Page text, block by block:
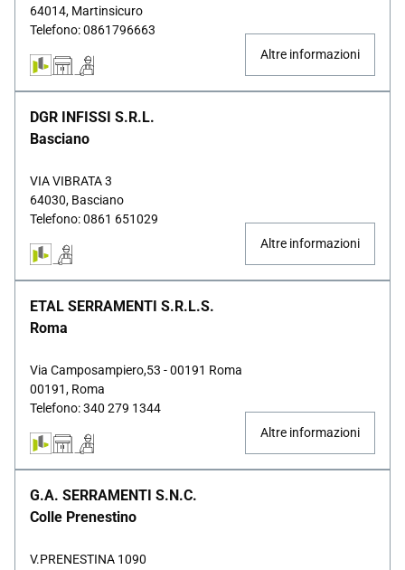
64014, Martinsicuro
Telefono: 0861796663
Altre informazioni
DGR INFISSI S.R.L.
Basciano
VIA VIBRATA 3
64030, Basciano
Telefono: 0861 651029
Altre informazioni
ETAL SERRAMENTI S.R.L.S.
Roma
Via Camposampiero,53 - 00191 Roma
00191, Roma
Telefono: 340 279 1344
Altre informazioni
G.A. SERRAMENTI S.N.C.
Colle Prenestino
V.PRENESTINA 1090